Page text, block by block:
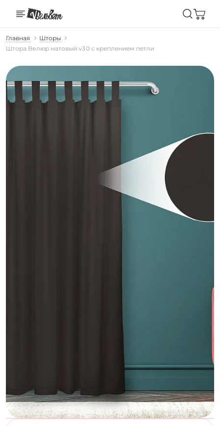
Главная
Шторы
Штора Велюр матовый v30 с креплением петли